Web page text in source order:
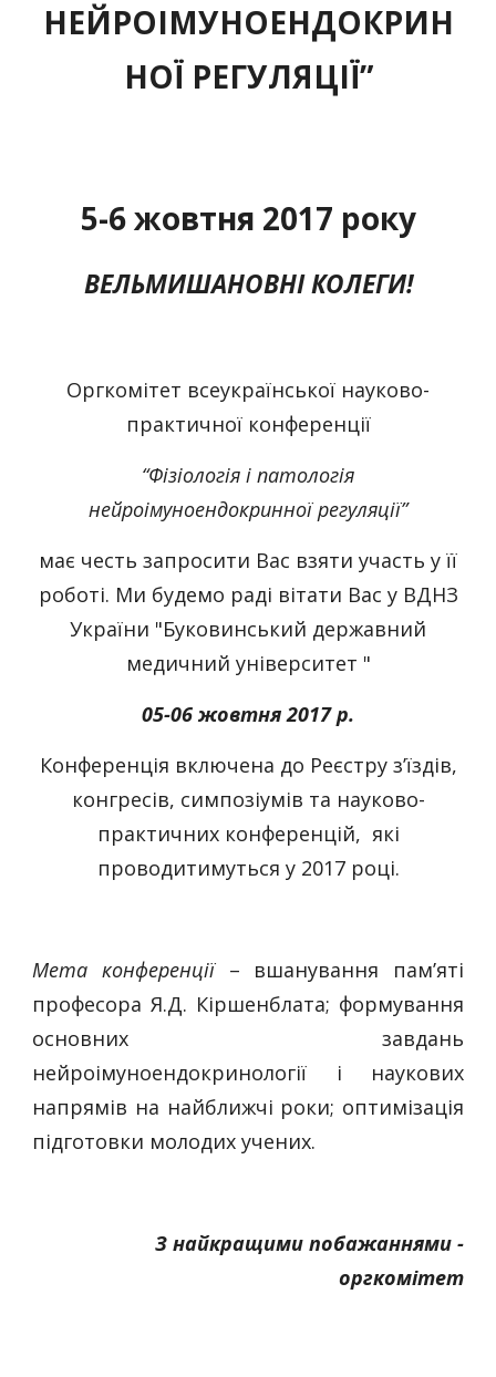
НЕЙРОІМУНОЕНДОКРИН
НОЇ РЕГУЛЯЦІЇ”
5-6 жовтня 2017 року
ВЕЛЬМИШАНОВНІ КОЛЕГИ!
Оргкомітет всеукраїнської науково-
практичної конференції
“Фізіологія і патологія
нейроімуноендокринної регуляції”
має честь запросити Вас взяти участь у її
роботі. Ми будемо раді вітати Вас у ВДНЗ
України "Буковинський державний
медичний університет "
05-06 жовтня 2017 р.
Конференція включена до Реєстру з’їздів,
конгресів, симпозіумів та науково-
практичних конференцій, які
проводитимуться у 2017 році.
Мета конференції– вшанування пам’яті
професора Я.Д. Кіршенблата; формування
основних завдань
нейроімуноендокринології і наукових
напрямів на найближчі роки; оптимізація
підготовки молодих учених.
З найкращими побажаннями -
оргкомітет